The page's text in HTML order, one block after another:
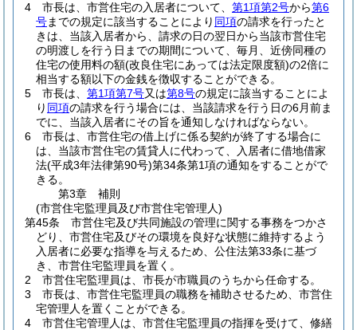
4
市長は、市営住宅の入居者について、 第1項第2号から第6
号までの規定に該当することにより 同項の請求を行ったと
きは、当該入居者から、請求の日の翌日から当該市営住宅
の明渡しを行う日までの期間について、毎月、近傍同種の
住宅の使用料の額(改良住宅にあっては法定限度額)の2倍に
相当する額以下の金銭を徴収することができる。
5
市長は、 第1項第7号又は第8号の規定に該当することによ
り 同項の請求を行う場合には、当該請求を行う日の6月前ま
でに、当該入居者にその旨を通知しなければならない。
6
市長は、市営住宅の借上げに係る契約が終了する場合に
は、当該市営住宅の賃貸人に代わって、入居者に借地借家
法(平成3年法律第90号)第34条第1項の通知をすることがで
きる。
第3章
補則
(市営住宅監理員及び市営住宅管理人)
第45条
市営住宅及び共同施設の管理に関する事務をつかさ
どり、市営住宅及びその環境を良好な状態に維持するよう
入居者に必要な指導を与えるため、公住法第33条に基づ
き、市営住宅監理員を置く。
2
市営住宅監理員は、市長が市職員のうちから任命する。
3
市長は、市営住宅監理員の職務を補助させるため、市営住
宅管理人を置くことができる。
4
市営住宅管理人は、市営住宅監理員の指揮を受けて、修繕